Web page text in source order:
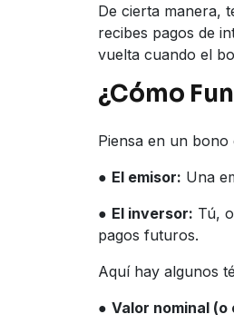
De cierta manera,
recibes pagos de
vuelta cuando el
¿Cómo
Piensa en un
● El emisor: Una
● El inversor: Tú,
pagos futuros.
Aquí hay algunos
● Valor nominal (o